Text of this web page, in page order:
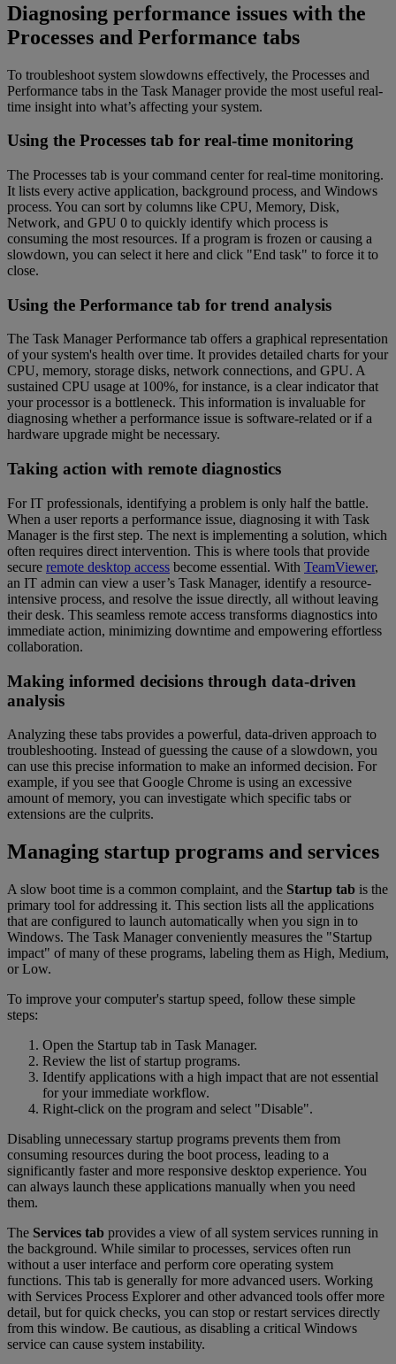
Diagnosing performance issues with the
Processes and Performance tabs
To troubleshoot system slowdowns effectively, the Processes and
Performance tabs in the Task Manager provide the most useful real-
time insight into what’s affecting your system.
Using the Processes tab for real-time monitoring
The Processes tab is your command center for real-time monitoring.
It lists every active application, background process, and Windows
process. You can sort by columns like CPU, Memory, Disk,
Network, and GPU 0 to quickly identify which process is
consuming the most resources. If a program is frozen or causing a
slowdown, you can select it here and click "End task" to force it to
close.
Using the Performance tab for trend analysis
The Task Manager Performance tab offers a graphical representation
of your system's health over time. It provides detailed charts for your
CPU, memory, storage disks, network connections, and GPU. A
sustained CPU usage at 100%, for instance, is a clear indicator that
your processor is a bottleneck. This information is invaluable for
diagnosing whether a performance issue is software-related or if a
hardware upgrade might be necessary.
Taking action with remote diagnostics
For IT professionals, identifying a problem is only half the battle.
When a user reports a performance issue, diagnosing it with Task
Manager is the first step. The next is implementing a solution, which
often requires direct intervention. This is where tools that provide
secure remote desktop access become essential. With TeamViewer,
an IT admin can view a user’s Task Manager, identify a resource-
intensive process, and resolve the issue directly, all without leaving
their desk. This seamless remote access transforms diagnostics into
immediate action, minimizing downtime and empowering effortless
collaboration.
Making informed decisions through data-driven
analysis
Analyzing these tabs provides a powerful, data-driven approach to
troubleshooting. Instead of guessing the cause of a slowdown, you
can use this precise information to make an informed decision. For
example, if you see that Google Chrome is using an excessive
amount of memory, you can investigate which specific tabs or
extensions are the culprits.
Managing startup programs and services
A slow boot time is a common complaint, and the Startup tab is the
primary tool for addressing it. This section lists all the applications
that are configured to launch automatically when you sign in to
Windows. The Task Manager conveniently measures the "Startup
impact" of many of these programs, labeling them as High, Medium,
or Low.
To improve your computer's startup speed, follow these simple
steps:
Open the Startup tab in Task Manager.
Review the list of startup programs.
Identify applications with a high impact that are not essential
for your immediate workflow.
Right-click on the program and select "Disable".
Disabling unnecessary startup programs prevents them from
consuming resources during the boot process, leading to a
significantly faster and more responsive desktop experience. You
can always launch these applications manually when you need
them.
The Services tab provides a view of all system services running in
the background. While similar to processes, services often run
without a user interface and perform core operating system
functions. This tab is generally for more advanced users. Working
with Services Process Explorer and other advanced tools offer more
detail, but for quick checks, you can stop or restart services directly
from this window. Be cautious, as disabling a critical Windows
service can cause system instability.